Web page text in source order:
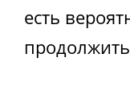
есть